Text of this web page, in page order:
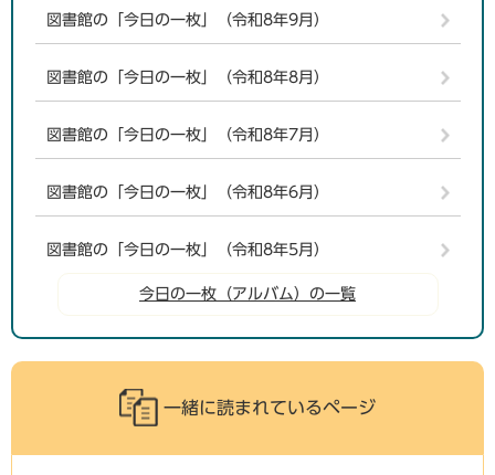
図書館の「今日の一枚」（令和8年9月）
図書館の「今日の一枚」（令和8年8月）
図書館の「今日の一枚」（令和8年7月）
図書館の「今日の一枚」（令和8年6月）
図書館の「今日の一枚」（令和8年5月）
今日の一枚（アルバム）の一覧
一緒に読まれているページ